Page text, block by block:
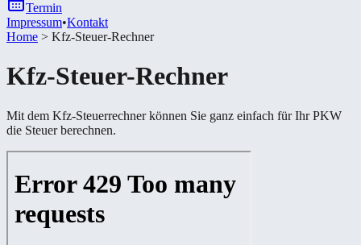
Termin
Impressum•Kontakt
Home > Kfz-Steuer-Rechner
Kfz-Steuer-Rechner
Mit dem Kfz-Steuerrechner können Sie ganz einfach für Ihr PKW
die Steuer berechnen.